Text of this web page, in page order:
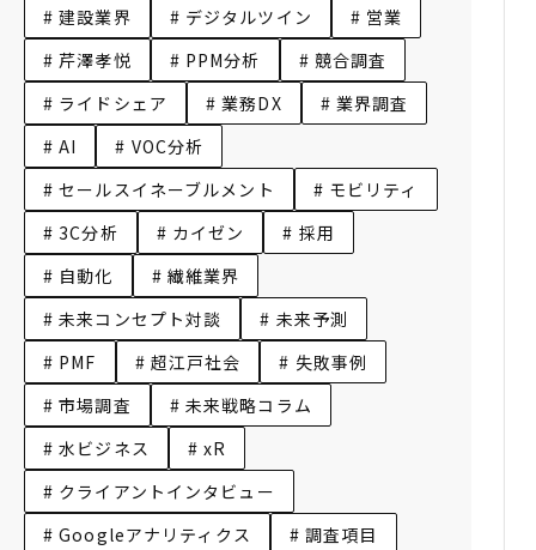
# 建設業界
# デジタルツイン
# 営業
# 芹澤孝悦
# PPM分析
# 競合調査
# ライドシェア
# 業務DX
# 業界調査
# AI
# VOC分析
# セールスイネーブルメント
# モビリティ
# 3C分析
# カイゼン
# 採用
# 自動化
# 繊維業界
# 未来コンセプト対談
# 未来予測
# PMF
# 超江戸社会
# 失敗事例
# 市場調査
# 未来戦略コラム
# 水ビジネス
# xR
# クライアントインタビュー
# Googleアナリティクス
# 調査項目